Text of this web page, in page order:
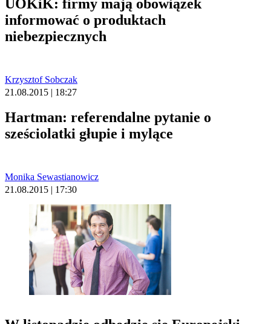
UOKiK: firmy mają obowiązek
informować o produktach
niebezpiecznych
Krzysztof Sobczak
21.08.2015 | 18:27
Hartman: referendalne pytanie o
sześciolatki głupie i mylące
Monika Sewastianowicz
21.08.2015 | 17:30